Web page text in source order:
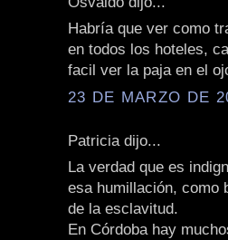
Habría que ver como
en todos los hoteles,
facil ver la paja en el
23 DE MARZO DE
Patricia dijo...
La verdad que es
esa humillación, como
de la esclavitud.
En Córdoba hay